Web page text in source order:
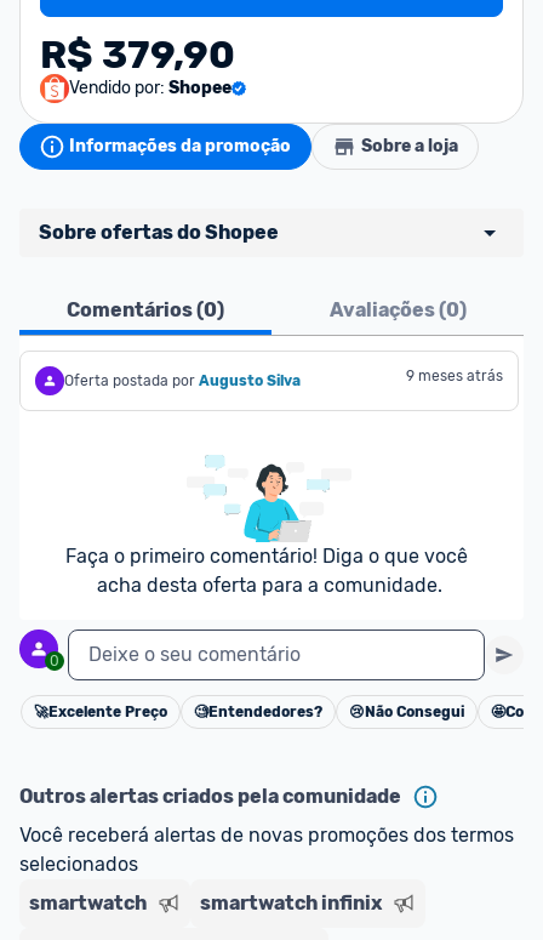
R$ 379,90
Vendido por: Shopee
Informações da promoção Sobre a loja
Sobre ofertas do Shopee
Para maior segurança da comunidade, somente
são aceitas ofertas de Lojas Oficiais
, ou seja,
vendedores que representam empresas validadas
As promoções são verificadas normalmente e os
preços devem estar na média ou abaixo da média
dos últimos 3 meses, assim como promoções de
outras lojas.
Comentários (0) Avaliações (0)
Oferta postada por Augusto Silva 9 meses atrás
Faça o primeiro comentário! Diga o que você
acha desta oferta para a comunidade.
0 Deixe o seu comentário
Cancelar
🚀Excelente Preço 🧐Entendedores? 😢 Não Consegui 🤩
Outros alertas criados pela comunidade
Você receberá alertas de novas promoções dos termos
selecionados
smartwatch
smartwatch infinix